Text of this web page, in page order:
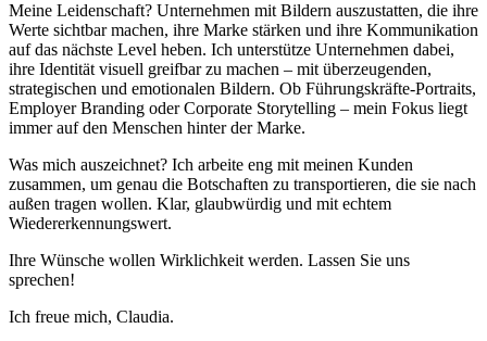
Meine Leidenschaft? Unternehmen mit Bildern auszustatten, die ihre
Werte sichtbar machen, ihre Marke stärken und ihre Kommunikation
auf das nächste Level heben. Ich unterstütze Unternehmen dabei,
ihre Identität visuell greifbar zu machen – mit überzeugenden,
strategischen und emotionalen Bildern. Ob Führungskräfte-Portraits,
Employer Branding oder Corporate Storytelling – mein Fokus liegt
immer auf den Menschen hinter der Marke.
Was mich auszeichnet? Ich arbeite eng mit meinen Kunden
zusammen, um genau die Botschaften zu transportieren, die sie nach
außen tragen wollen. Klar, glaubwürdig und mit echtem
Wiedererkennungswert.
Ihre Wünsche wollen Wirklichkeit werden. Lassen Sie uns
sprechen!
Ich freue mich, Claudia.